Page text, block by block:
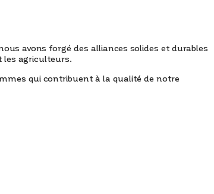
avons forgé des alliances solides et durables
les agriculteurs.
qui contribuent à la qualité de notre